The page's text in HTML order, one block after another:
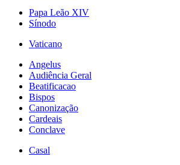
Papa Leão XIV
Sínodo
Vaticano
Angelus
Audiência Geral
Beatificacao
Bispos
Canonização
Cardeais
Conclave
Casal